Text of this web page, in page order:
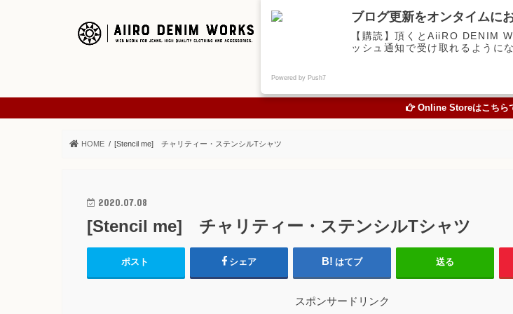
ご挨拶
Online Storeはこちら
HOME [Stencil me] チャリティー・ステンシルTシャツ
2020.07.08
[Stencil me] チャリティー・ステンシルTシャツ
ポスト シェア はてブ 送る
スポンサードリンク
ブログ更新をオンタイムに
【購読】頂くとAiiRO DENIM
ッシュ通知で受け取れるように
Powered by Push7